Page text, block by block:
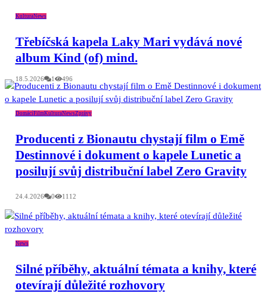
KulturaNews
Třebíčská kapela Laky Mari vydává nové
album Kind (of) mind.
18.5.2026 1 496
DomácíFilmKulturaNewsZprávy
Producenti z Bionautu chystají film o Emě
Destinnové i dokument o kapele Lunetic a
posilují svůj distribuční label Zero Gravity
24.4.2026 0 1112
News
Silné příběhy, aktuální témata a knihy, které
otevírají důležité rozhovory